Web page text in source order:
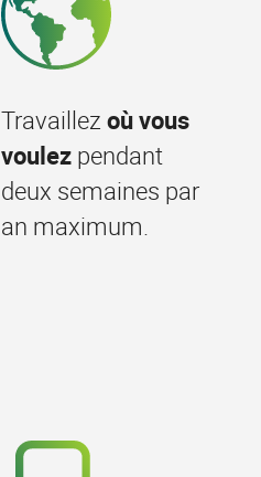
Travaillez où vous
voulezpendant
deux semaines par
an maximum.